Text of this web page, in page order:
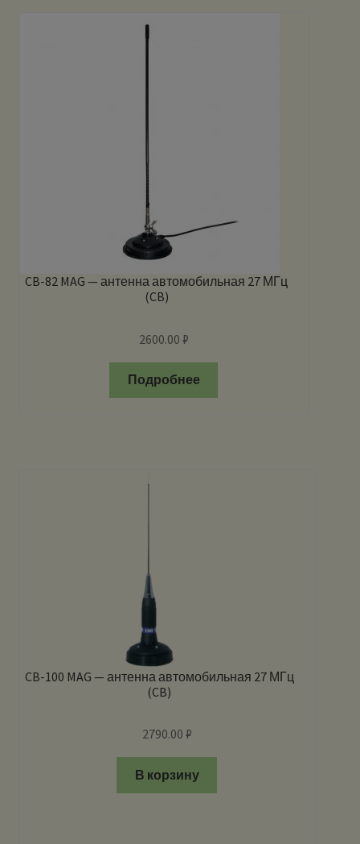
CB-82 MAG — антенна автомобильная 27 МГц
(CB)
2600.00 ₽
Подробнее
CB-100 MAG — антенна автомобильная 27 МГц
(CB)
2790.00 ₽
В корзину